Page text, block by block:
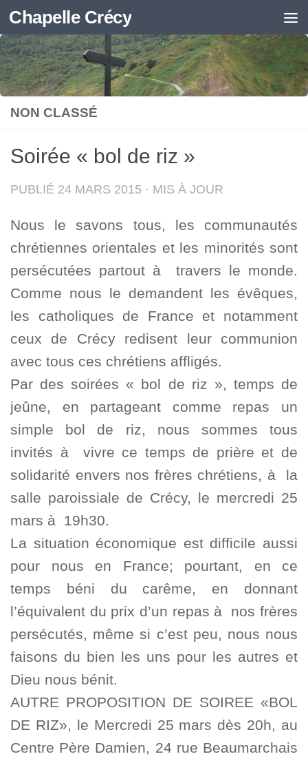
Skip to content
Chapelle Crécy
NON CLASSÉ
Soirée « bol de riz »
PUBLIÉ 24 MARS 2015 · MIS À JOUR
Nous le savons tous, les communautés
chrétiennes orientales et les minorités sont
persécutées partout à travers le monde.
Comme nous le demandent les évêques,
les catholiques de France et notamment
ceux de Crécy redisent leur communion
avec tous ces chrétiens affligés.
Par des soirées « bol de riz », temps de
jeûne, en partageant comme repas un
simple bol de riz, nous sommes tous
invités à vivre ce temps de prière et de
solidarité envers nos frères chrétiens, à la
salle paroissiale de Crécy, le mercredi 25
mars à 19h30.
La situation économique est difficile aussi
pour nous en France; pourtant, en ce
temps béni du carême, en donnant
l’équivalent du prix d’un repas à nos frères
persécutés, même si c’est peu, nous nous
faisons du bien les uns pour les autres et
Dieu nous bénit.
AUTRE PROPOSITION DE SOIREE «BOL
DE RIZ», le Mercredi 25 mars dès 20h, au
Centre Père Damien, 24 rue Beaumarchais